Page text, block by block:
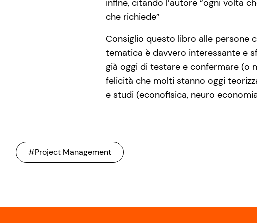
infine, citando l’autore “ogni volta
che richiede”
Consiglio questo libro alle persone
tematica è davvero interessante e
già oggi di testare e confermare (o
felicità che molti stanno oggi
e studi (econofisica, neuro
#Project Management